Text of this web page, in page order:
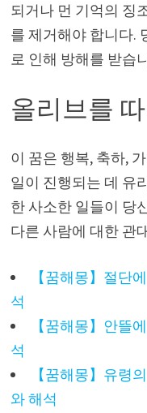
되거나 먼 기억의 징
를 제거해야 합니다.
로 인해 방해를 받습
올리브를
이 꿈은 행복, 축하,
일이 진행되는 데 유
한 사소한 일들이 당
다른 사람에 대한 관
【꿈해몽】절단
석
【꿈해몽】안뜰
석
【꿈해몽】유령
와 해석